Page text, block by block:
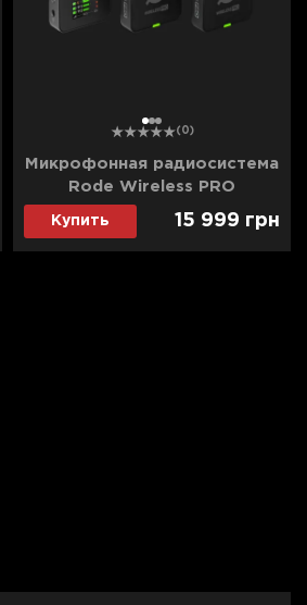
12 3 (0)
Микрофонная радиосистема
Rode Wireless PRO
Купить 15 999 грн